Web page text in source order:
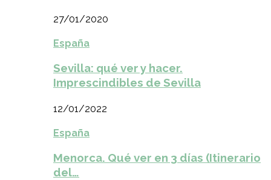
27/01/2020
España
Sevilla: qué ver y hacer.
Imprescindibles de Sevilla
12/01/2022
España
Menorca. Qué ver en 3 días (Itinerario
del…